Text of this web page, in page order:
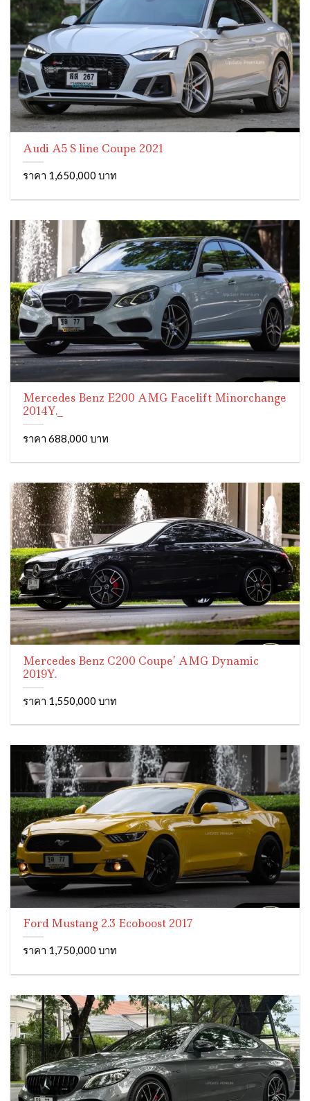
Audi A5 S line Coupe 2021
ราคา 1,650,000 บาท
Mercedes Benz E200 AMG Facelift Minorchange
2014Y._
ราคา 688,000 บาท
Mercedes Benz C200 Coupe’ AMG Dynamic
2019Y.
ราคา 1,550,000 บาท
Ford Mustang 2.3 Ecoboost 2017
ราคา 1,750,000 บาท